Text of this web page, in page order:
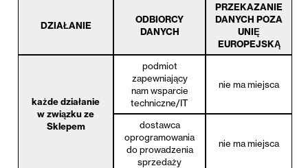
DZIAŁANIE
ODBIORCY
DANYCH
PRZEKAZANIE
DANYCH POZA
UNIĘ
EUROPEJSKĄ
każde działanie
w związku ze
Sklepem
podmiot
zapewniający
nam wsparcie
techniczne/IT
nie ma miejsca
dostawca
oprogramowania
do prowadzenia
sprzedaży
nie ma miejsca